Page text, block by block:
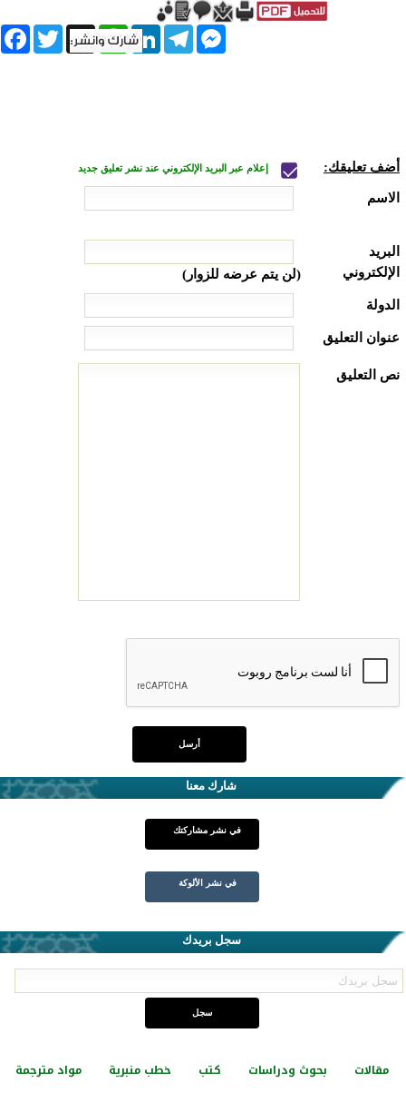
Twitter X
WhatsAppLinkedInTelegram
Messenger
أضف تعليقك: إعلام عبر البريد الإلكتروني عند نشر تعليق جديد
الاسم
البريد
الإلكتروني
(لن يتم عرضه للزوار)
الدولة
عنوان التعليق
نص التعليق
شارك معنا
في نشر مشاركتك
في نشر الألوكة
سجل بريدك
مقالات بحوث ودراسات كتب خطب منبرية مواد مترجمة